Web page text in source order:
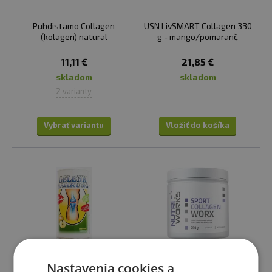
Nedostatok kolagénu sa môže prejavovať napríklad
zhoršenou kvalitou kože a jej zníženou elasticitou,
vráskami, rozstrapkanými nechtami, stratou lesku
vlasov i zníženou hybnosťou kĺbov a ich bolestivosťou.
V prípade kolagénu si z doplnkov stravy môžete vybrať
samostatný kolagén, prípadne iba doplnený ovitamín
Cpodporujúci vlastnú tvorbu kolagénu, alebo
väčšieho počtu chondroprotektívnych zložiek, ktoré
chránia kĺbové tkanivo pred poškodením a
opotrebovaním.
Samostatný kolagén je k dispozícii najčastejšie v
kapsuliach, želatínových tabletách alebo v prášku. V
prípade voľného prášku je možné ho užívať nielen
Puhdistamo Collagen
(kolagen) natural
11,11 €
skladom
2 varianty
Vybrať variantu
USN LivSMART Collagen 330
g - mango/pomaranč
21,85 €
skladom
Vložiť do košíka
Nastavenia cookies a